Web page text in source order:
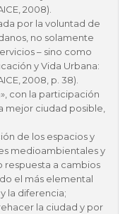
2008).
por la voluntad de
no solamente
– sino como
y Vida Urbana:
2008, p. 38).
con la participación
mejor ciudad posible,
de los espacios y
medioambientales y
respuesta a cambios
el más elemental
la diferencia;
la ciudad y por